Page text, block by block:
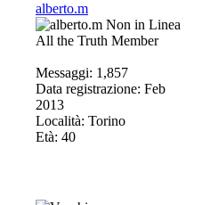
alberto.m
All the Truth Member
Messaggi: 1,857
Data registrazione: Feb
2013
Località: Torino
Età: 40